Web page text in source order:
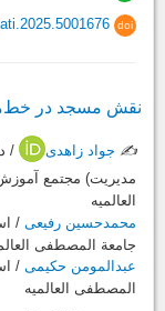
doi
نقش مسجد در
✍️ جواد زاهدی
/
مدیریت) مجتمع
العالمیه
محمدحسین رفیعی /
جامعة المصطفی
عبدالمومن حکیمی /
المصطفی العالمیه